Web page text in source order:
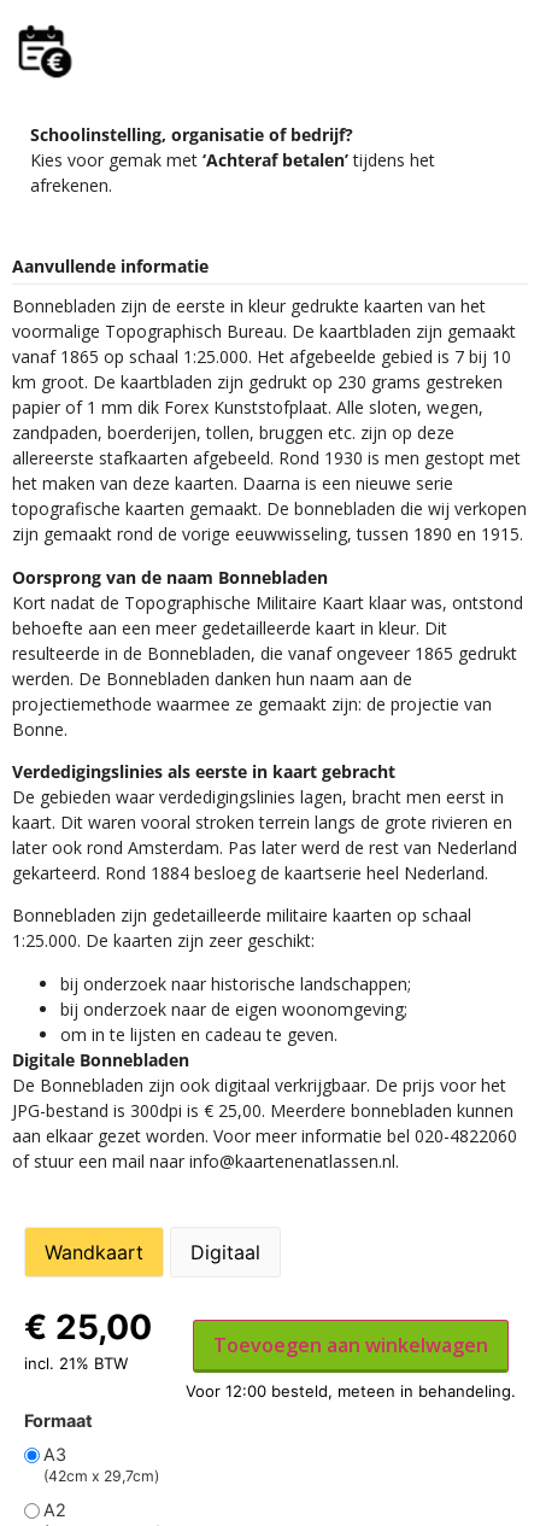
Schoolinstelling, organisatie of bedrijf?
Kies voor gemak met ‘Achteraf betalen’tijdens het
afrekenen.
Aanvullende informatie
Bonnebladen zijn de eerste in kleur gedrukte kaarten van het
voormalige Topographisch Bureau. De kaartbladen zijn gemaakt
vanaf 1865 op schaal 1:25.000. Het afgebeelde gebied is 7 bij 10
km groot. De kaartbladen zijn gedrukt op 230 grams gestreken
papier of 1 mm dik Forex Kunststofplaat. Alle sloten, wegen,
zandpaden, boerderijen, tollen, bruggen etc. zijn op deze
allereerste stafkaarten afgebeeld. Rond 1930 is men gestopt met
het maken van deze kaarten. Daarna is een nieuwe serie
topografische kaarten gemaakt. De bonnebladen die wij verkopen
zijn gemaakt rond de vorige eeuwwisseling, tussen 1890 en 1915.
Oorsprong van de naam Bonnebladen
Kort nadat de Topographische Militaire Kaart klaar was, ontstond
behoefte aan een meer gedetailleerde kaart in kleur. Dit
resulteerde in de Bonnebladen, die vanaf ongeveer 1865 gedrukt
werden. De Bonnebladen danken hun naam aan de
projectiemethode waarmee ze gemaakt zijn: de projectie van
Bonne.
Verdedigingslinies als eerste in kaart gebracht
De gebieden waar verdedigingslinies lagen, bracht men eerst in
kaart. Dit waren vooral stroken terrein langs de grote rivieren en
later ook rond Amsterdam. Pas later werd de rest van Nederland
gekarteerd. Rond 1884 besloeg de kaartserie heel Nederland.
Bonnebladen zijn gedetailleerde militaire kaarten op schaal
1:25.000. De kaarten zijn zeer geschikt:​
​bij onderzoek naar historische landschappen;
bij onderzoek naar de eigen woonomgeving;
om in te lijsten en cadeau te geven.
Digitale Bonnebladen
De Bonnebladen zijn ook digitaal verkrijgbaar. De prijs voor het
JPG-bestand is 300dpi is € 25,00. Meerdere bonnebladen kunnen
aan elkaar gezet worden. Voor meer informatie bel 020-4822060
of stuur een mail naar info@kaartenenatlassen.nl.
Wandkaart Digitaal
Formaat
A3
(42cm x 29,7cm)
A2
€ 25,00
incl. 21% BTW
Toevoegen aan winkelwagen